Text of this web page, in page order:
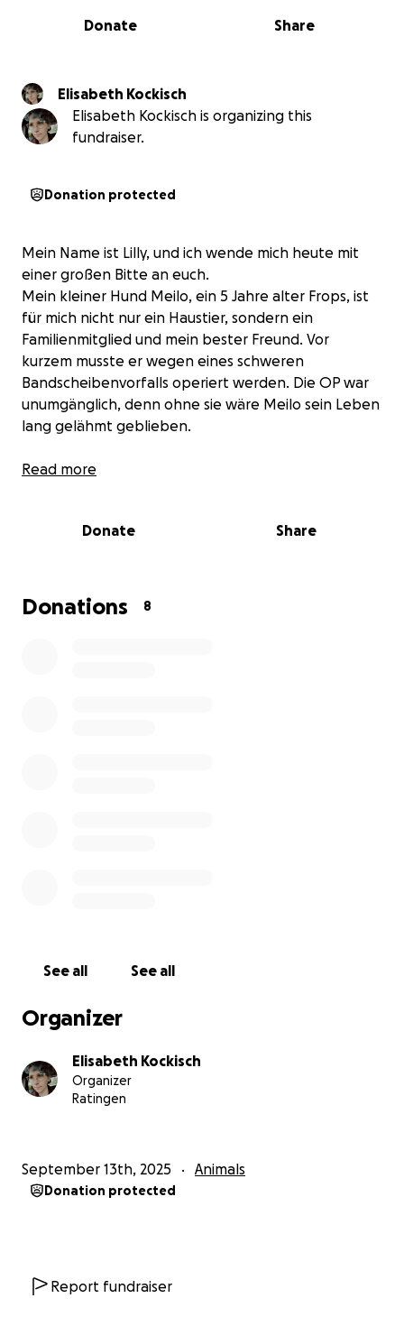
0% complete
Share
Donate
Elisabeth Kockisch
Elisabeth Kockisch is organizing this
fundraiser.
Donation protected
Mein Name ist Lilly, und ich wende mich heute mit
einer großen Bitte an euch.
Mein kleiner Hund Meilo, ein 5 Jahre alter Frops, ist
für mich nicht nur ein Haustier, sondern ein
Familienmitglied und mein bester Freund. Vor
kurzem musste er wegen eines schweren
Bandscheibenvorfalls operiert werden. Die OP war
unumgänglich, denn ohne sie wäre Meilo sein Leben
lang gelähmt geblieben.
Die Kosten für die Operation liegen bei 2700 €.
Nachsorge kommen weitere Ausgaben auf uns zu.
spielen und sein kleines Hundeleben genießen
Read more
Donate Share
Donations 8
See all See all
Organizer
Elisabeth Kockisch
Organizer
Ratingen
September 13th, 2025 Animals
Donation protected
Report fundraiser